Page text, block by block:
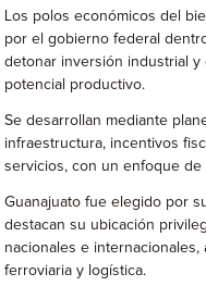
Los polos económicos del
por el gobierno federal
detonar inversión industrial
potencial productivo.
Se desarrollan mediante
infraestructura, incentivos
servicios, con un enfoque
Guanajuato fue elegido por
destacan su ubicación
nacionales e
ferroviaria y logística.